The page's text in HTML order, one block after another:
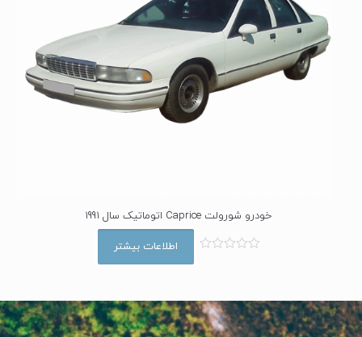
خودرو شورولت Caprice اتوماتیک سال 1991
ا
ز
0
اطلاعات بیشتر